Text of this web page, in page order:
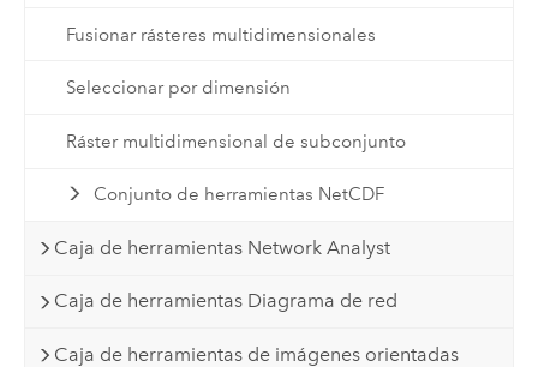
Fusionar rásteres multidimensionales
Seleccionar por dimensión
Ráster multidimensional de subconjunto
Conjunto de herramientas NetCDF
Caja de herramientas Network Analyst
Caja de herramientas Diagrama de red
Caja de herramientas de imágenes orientadas